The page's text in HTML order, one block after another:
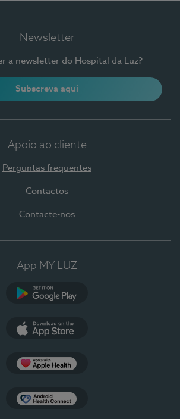
Newsletter
a newsletter do Hospital da Luz?
Subscreva aqui
Apoio ao cliente
Perguntas frequentes
Contactos
Contacte-nos
App MY LUZ